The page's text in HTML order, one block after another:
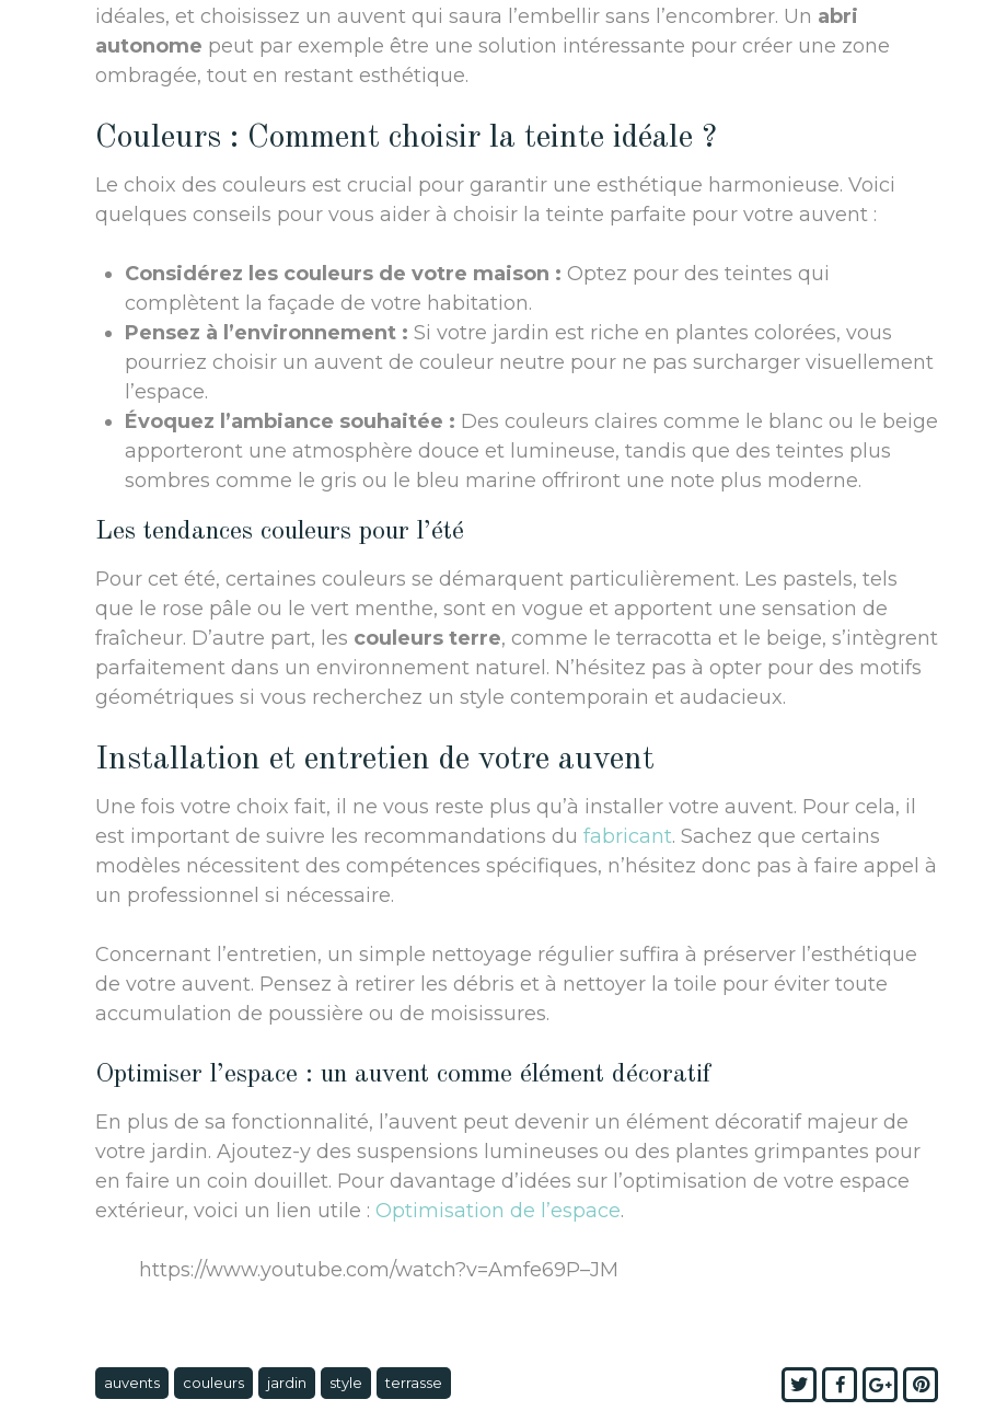
idéales, et choisissez un auvent qui saura l’embellir sans l’encombrer. Un abri
autonome peut par exemple être une solution intéressante pour créer une zone
ombragée, tout en restant esthétique.
Couleurs : Comment choisir la teinte idéale ?
Le choix des couleurs est crucial pour garantir une esthétique harmonieuse. Voici
quelques conseils pour vous aider à choisir la teinte parfaite pour votre auvent :
Considérez les couleurs de votre maison : Optez pour des teintes qui
complètent la façade de votre habitation.
Pensez à l’environnement : Si votre jardin est riche en plantes colorées, vous
pourriez choisir un auvent de couleur neutre pour ne pas surcharger visuellement
l’espace.
Évoquez l’ambiance souhaitée : Des couleurs claires comme le blanc ou le beige
apporteront une atmosphère douce et lumineuse, tandis que des teintes plus
sombres comme le gris ou le bleu marine offriront une note plus moderne.
Les tendances couleurs pour l’été
Pour cet été, certaines couleurs se démarquent particulièrement. Les pastels, tels
que le rose pâle ou le vert menthe, sont en vogue et apportent une sensation de
fraîcheur. D’autre part, les couleurs terre, comme le terracotta et le beige, s’intègrent
parfaitement dans un environnement naturel. N’hésitez pas à opter pour des motifs
géométriques si vous recherchez un style contemporain et audacieux.
Installation et entretien de votre auvent
Une fois votre choix fait, il ne vous reste plus qu’à installer votre auvent. Pour cela, il
est important de suivre les recommandations du fabricant. Sachez que certains
modèles nécessitent des compétences spécifiques, n’hésitez donc pas à faire appel à
un professionnel si nécessaire.
Concernant l’entretien, un simple nettoyage régulier suffira à préserver l’esthétique
de votre auvent. Pensez à retirer les débris et à nettoyer la toile pour éviter toute
accumulation de poussière ou de moisissures.
Optimiser l’espace : un auvent comme élément décoratif
En plus de sa fonctionnalité, l’auvent peut devenir un élément décoratif majeur de
votre jardin. Ajoutez-y des suspensions lumineuses ou des plantes grimpantes pour
en faire un coin douillet. Pour davantage d’idées sur l’optimisation de votre espace
extérieur, voici un lien utile : Optimisation de l’espace.
https://www.youtube.com/watch?v=Amfe69P–JM
auvents couleurs jardin style terrasse TwitterFacebook
Google+Pinterest